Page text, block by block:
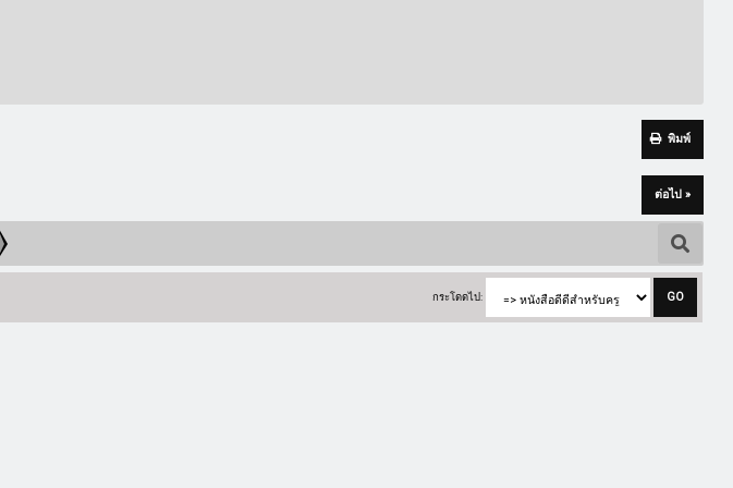
พิมพ์
ต่อไป »
กระโดดไป: